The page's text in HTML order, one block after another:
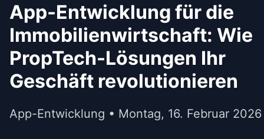
App-Entwicklung für die
Immobilienwirtschaft: Wie
PropTech-Lösungen Ihr
Geschäft revolutionieren
App-Entwicklung • Montag, 16. Februar 2026